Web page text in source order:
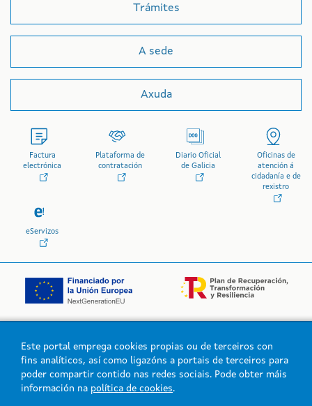
Trámites
A sede
Axuda
Factura
electrónica
Plataforma de
contratación
Diario Oficial
de Galicia
Oficinas de
atención á
cidadanía e de
rexistro
eServizos
Logo da Xunta de Galicia
Este portal emprega cookies propias ou de terceiros con
fins analíticos, así como ligazóns a portais de terceiros para
poder compartir contido nas redes sociais. Pode obter máis
información na política de cookies.